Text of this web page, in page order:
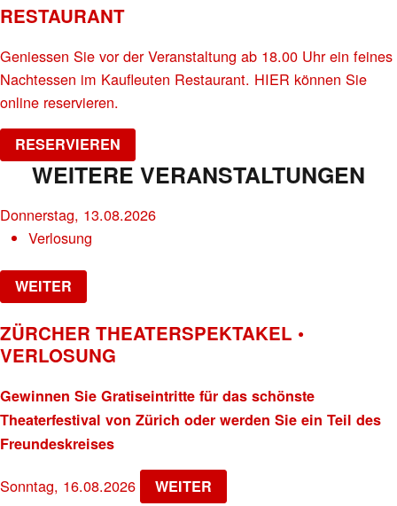
RESTAURANT
Geniessen Sie vor der Veranstaltung ab 18.00 Uhr ein feines
Nachtessen im Kaufleuten Restaurant. HIER können Sie
online reservieren.
RESERVIEREN
WEITERE VERANSTALTUNGEN
Donnerstag, 13.08.2026
Verlosung
WEITER
ZÜRCHER THEATERSPEKTAKEL •
VERLOSUNG
Gewinnen Sie Gratiseintritte für das schönste
Theaterfestival von Zürich oder werden Sie ein Teil des
Freundeskreises
Sonntag, 16.08.2026 WEITER